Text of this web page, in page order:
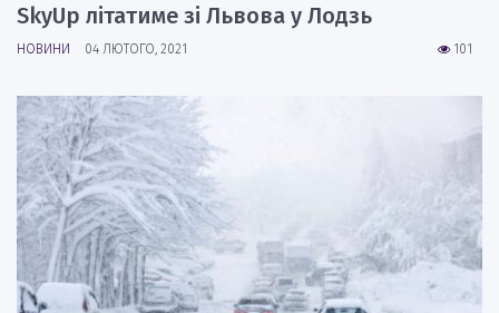
SkyUp літатиме зі Львова у Лодзь
101
НОВИНИ 04 ЛЮТОГО, 2021